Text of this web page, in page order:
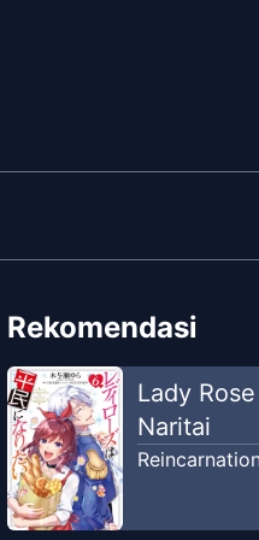
Rekomendasi
Lady
Naritai